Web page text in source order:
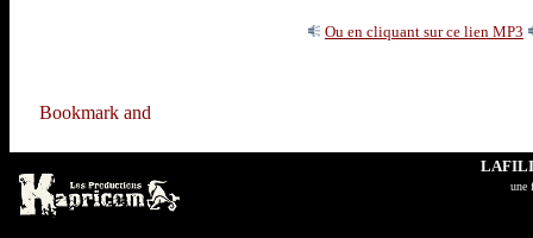
Ou en cliquant sur ce lien MP3
une